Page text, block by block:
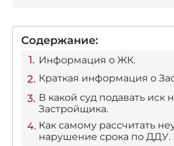
Содержание:
Информация о ЖК.
Краткая информация о
В какой суд подавать иск
Застройщика.
Как самому рассчитать
нарушение срока по ДДУ.